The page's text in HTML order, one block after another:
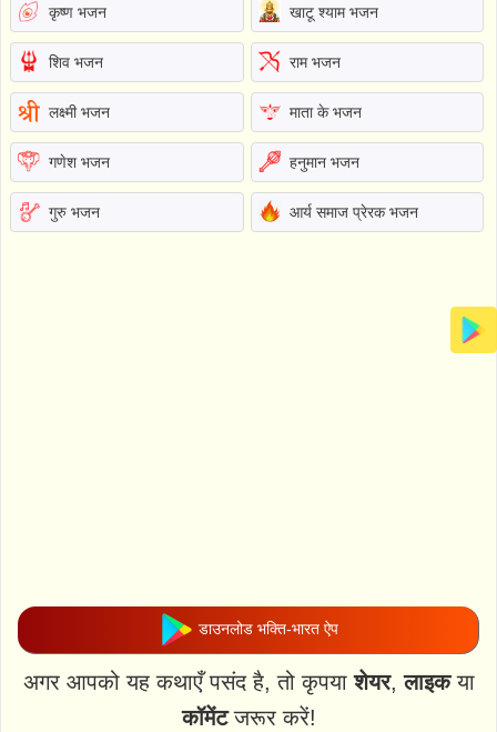
कृष्ण भजन खाटू श्याम भजन
शिव भजन राम भजन
लक्ष्मी भजन माता के भजन
गणेश भजन हनुमान भजन
गुरु भजन आर्य समाज प्रेरक भजन
डाउनलोड भक्ति-भारत ऐप
अगर आपको यह कथाएँ पसंद है, तो कृपयाशेयर,लाइकया
कॉमेंटजरूर करें!